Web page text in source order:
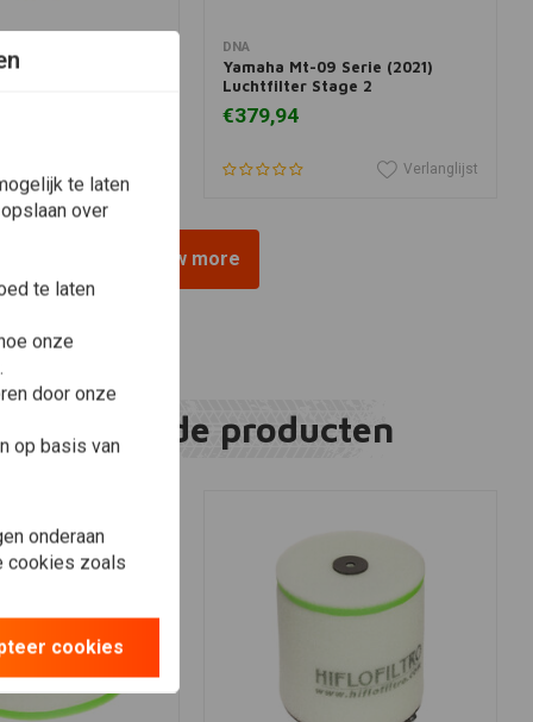
DNA
Yamaha Mt-09 Serie (2021)
Luchtfilter Stage 2
€379,94
Verlanglijst
View more
Gerelateerde producten
te laten
over
te laten
onze
door onze
op basis van
onderaan
cookies zoals
cookies